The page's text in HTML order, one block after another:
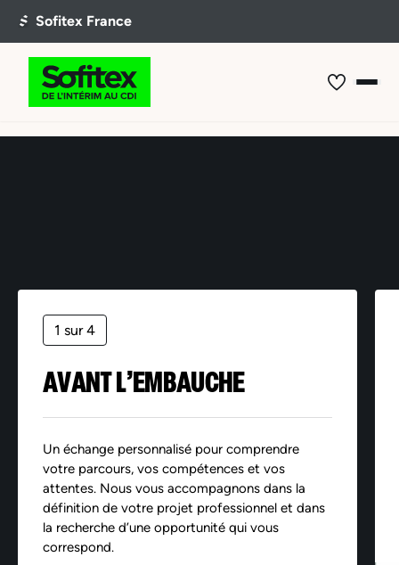
1 sur 4
AVANT L’EMBAUCHE
Un échange personnalisé pour comprendre
votre parcours, vos compétences et vos
attentes. Nous vous accompagnons dans la
définition de votre projet professionnel et dans
la recherche d’une opportunité qui vous
correspond.